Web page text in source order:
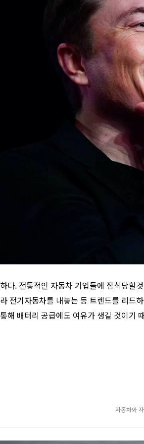
다. 전통적인 자동차 기업들에 잠식당
전기자동차를 내놓는 등 트렌드를 리드
해 배터리 공급에도 여유가 생길 것이기
자동차와